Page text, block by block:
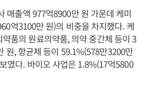
매출액 977억8900만 원 가운데 케미
억3100만 원)의 비중을 차지했다. 케
품의 원료의약품, 의약 중간체 등이 3
원, 항균제 등이 59.1%(578만3200만
였다. 바이오 사업은 1.8%(17억5800